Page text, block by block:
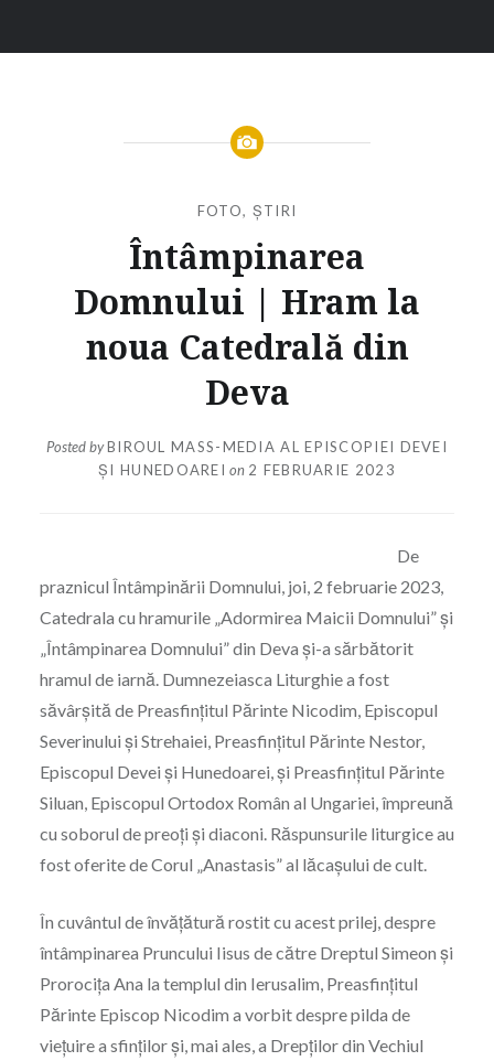
FOTO, ȘTIRI
Întâmpinarea
Domnului | Hram la
noua Catedrală din
Deva
Posted byBIROUL MASS-MEDIA AL EPISCOPIEI DEVEI
ȘI HUNEDOAREI on 2 FEBRUARIE 2023
De
praznicul Întâmpinării Domnului, joi, 2 februarie 2023,
Catedrala cu hramurile „Adormirea Maicii Domnului” și
„Întâmpinarea Domnului” din Deva și-a sărbătorit
hramul de iarnă. Dumnezeiasca Liturghie a fost
săvârșită de Preasfințitul Părinte Nicodim, Episcopul
Severinului și Strehaiei, Preasfințitul Părinte Nestor,
Episcopul Devei și Hunedoarei, și Preasfințitul Părinte
Siluan, Episcopul Ortodox Român al Ungariei, împreună
cu soborul de preoți și diaconi. Răspunsurile liturgice au
fost oferite de Corul „Anastasis” al lăcașului de cult.
În cuvântul de învățătură rostit cu acest prilej, despre
întâmpinarea Pruncului Iisus de către Dreptul Simeon și
Prorocița Ana la templul din Ierusalim, Preasfințitul
Părinte Episcop Nicodim a vorbit despre pilda de
viețuire a sfinților și, mai ales, a Drepților din Vechiul